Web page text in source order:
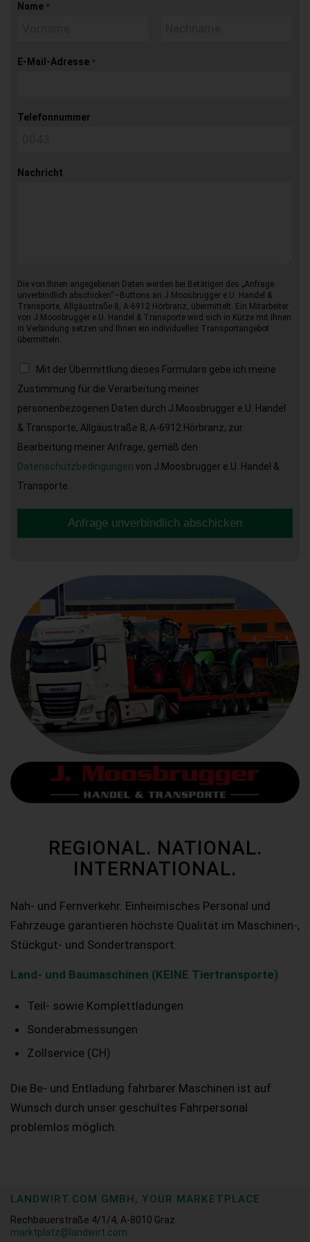
Name *
E-Mail-Adresse *
Telefonnummer
Nachricht
Die von Ihnen angegebenen Daten werden bei Betätigen des „Anfrage
unverbindlich abschicken“–Buttons an J.Moosbrugger e.U. Handel &
Transporte, Allgäustraße 8, A-6912 Hörbranz, übermittelt. Ein Mitarbeiter
von J.Moosbrugger e.U. Handel & Transporte wird sich in Kürze mit Ihnen
in Verbindung setzen und Ihnen ein individuelles Transportangebot
übermitteln.
Mit der Übermittlung dieses Formulars gebe ich meine
Zustimmung für die Verarbeitung meiner
personenbezogenen Daten durch J.Moosbrugger e.U. Handel
& Transporte, Allgäustraße 8, A-6912 Hörbranz, zur
Bearbeitung meiner Anfrage, gemäß den
Datenschutzbedingungen von J.Moosbrugger e.U. Handel &
Transporte.
Anfrage unverbindlich abschicken
REGIONAL. NATIONAL.
INTERNATIONAL.
Nah- und Fernverkehr. Einheimisches Personal und
Fahrzeuge garantieren höchste Qualität im Maschinen-,
Stückgut- und Sondertransport.
Land- und Baumaschinen (KEINE Tiertransporte)
Teil- sowie Komplettladungen
Sonderabmessungen
Zollservice (CH)
Die Be- und Entladung fahrbarer Maschinen ist auf
Wunsch durch unser geschultes Fahrpersonal
problemlos möglich.
LANDWIRT.COM GMBH, YOUR MARKETPLACE
Rechbauerstraße 4/1/4, A-8010 Graz
marktplatz@landwirt.com